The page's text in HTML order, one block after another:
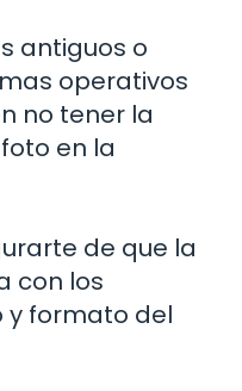
antiguos o
operativos
no tener la
en la
de que la
con los
y formato del